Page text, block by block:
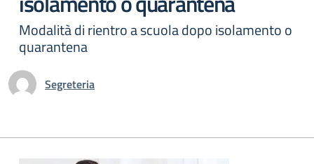
Modalità di rientro a scuola dopo isolamento o
quarantena
Segreteria